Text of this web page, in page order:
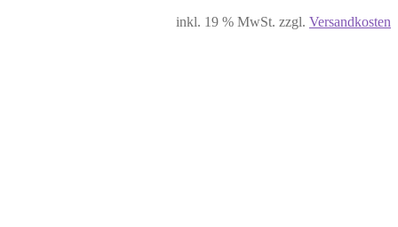
inkl. 19 % MwSt. zzgl. Versandkosten